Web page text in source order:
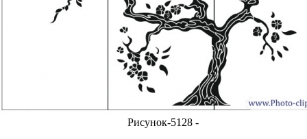
Рисунок-5128 -